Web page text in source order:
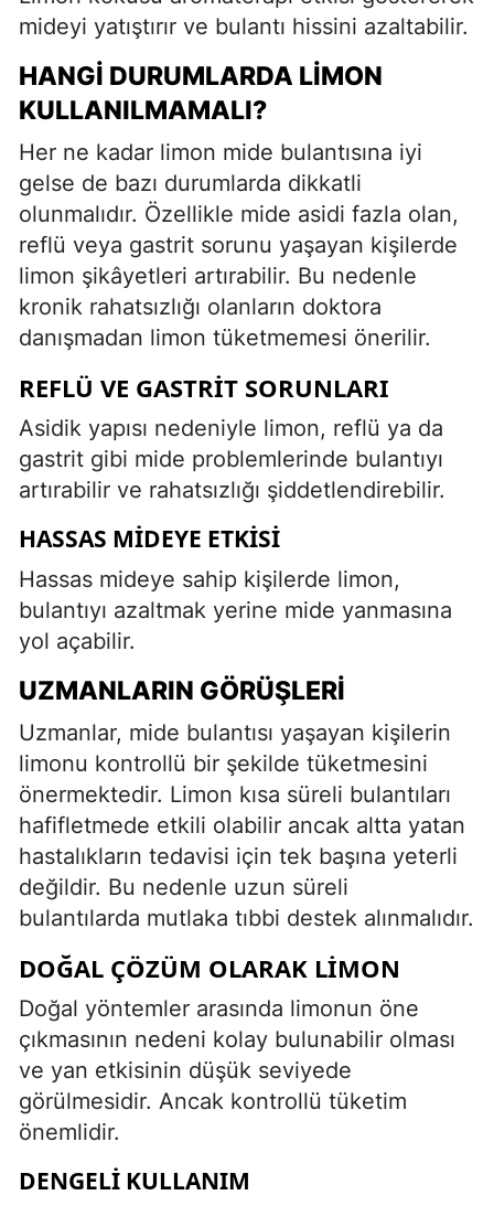
mideyi yatıştırır ve bulantı hissini azaltabilir.
HANGI DURUMLARDA LIMON
KULLANILMAMALI?
Her ne kadar limon mide bulantısına iyi
gelse de bazı durumlarda dikkatli
olunmalıdır. Özellikle mide asidi fazla olan,
reflü veya gastrit sorunu yaşayan kişilerde
limon şikâyetleri artırabilir. Bu nedenle
kronik rahatsızlığı olanların doktora
danışmadan limon tüketmemesi önerilir.
REFLÜ VE GASTRIT SORUNLARI
Asidik yapısı nedeniyle limon, reflü ya da
gastrit gibi mide problemlerinde bulantıyı
artırabilir ve rahatsızlığı şiddetlendirebilir.
HASSAS MIDEYE ETKISI
Hassas mideye sahip kişilerde limon,
bulantıyı azaltmak yerine mide yanmasına
yol açabilir.
UZMANLARIN GÖRÜŞLERI
Uzmanlar, mide bulantısı yaşayan kişilerin
limonu kontrollü bir şekilde tüketmesini
önermektedir. Limon kısa süreli bulantıları
hafifletmede etkili olabilir ancak altta yatan
hastalıkların tedavisi için tek başına yeterli
değildir. Bu nedenle uzun süreli
bulantılarda mutlaka tıbbi destek alınmalıdır.
DOĞAL ÇÖZÜM OLARAK LIMON
Doğal yöntemler arasında limonun öne
çıkmasının nedeni kolay bulunabilir olması
ve yan etkisinin düşük seviyede
görülmesidir. Ancak kontrollü tüketim
önemlidir.
DENGELI KULLANIM